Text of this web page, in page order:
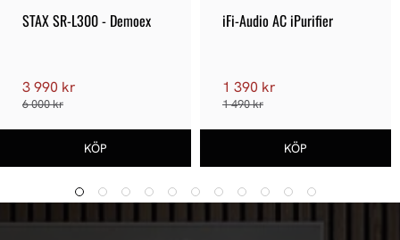
STAX SR-L300 - Demoex
3 990 kr
6 000 kr
iFi-Audio AC iPurifier
1 390 kr
1 490 kr